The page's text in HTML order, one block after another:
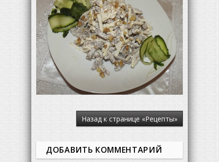
Назад к странице «Рецепты»
ДОБАВИТЬ КОММЕНТАРИЙ